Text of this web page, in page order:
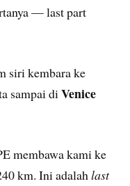
— last part
siri kembara ke
sampai di Venice
membawa kami ke
km. Ini adalahlast